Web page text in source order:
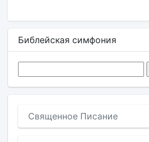
Библейская симфония
Священное Писание